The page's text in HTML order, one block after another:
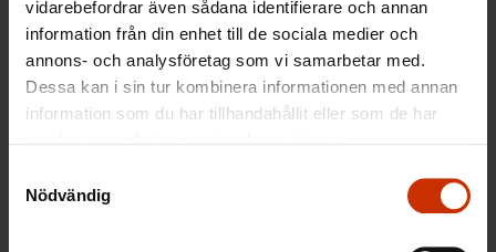
vidarebefordrar även sådana identifierare och annan
information från din enhet till de sociala medier och
annons- och analysföretag som vi samarbetar med.
Dessa kan i sin tur kombinera informationen med annan
information som du har tillhandahållit eller som de har
Nödvändig
Mytknäckaren: Motsätter sig FFC
lokala avtal?